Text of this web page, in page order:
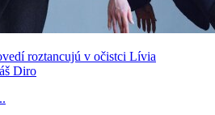
roztancujú v očistci Lívia
Diro